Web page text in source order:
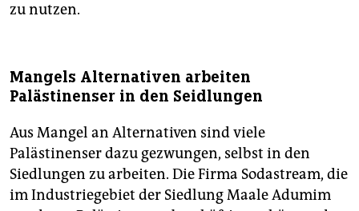
zu nutzen.
Mangels Alternativen arbeiten
Palästinenser in den Seidlungen
Aus Mangel an Alternativen sind viele
Palästinenser dazu gezwungen, selbst in den
Siedlungen zu arbeiten. Die Firma Sodastream, die
im Industriegebiet der Siedlung Maale Adumim